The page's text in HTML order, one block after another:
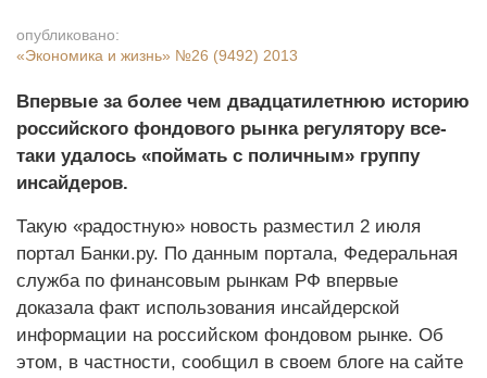
опубликовано:
«Экономика и жизнь» №26 (9492) 2013
Впервые за более чем двадцатилетнюю историю
российского фондового рынка регулятору все-
таки удалось «поймать с поличным» группу
инсайдеров.
Такую «радостную» новость разместил 2 июля
портал Банки.ру. По данным портала, Федеральная
служба по финансовым рынкам РФ впервые
доказала факт использования инсайдерской
информации на российском фондовом рынке. Об
этом, в частности, сообщил в своем блоге на сайте